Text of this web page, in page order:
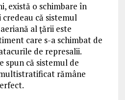
există o schimbare în
că sistemul
al ţării este
care s-a schimbat de
de represalii.
că sistemul de
rămâne